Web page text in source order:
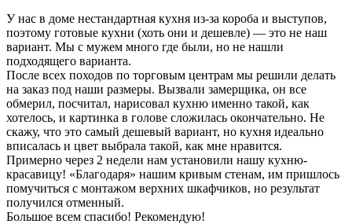
У нас в доме нестандартная кухня из-за короба и выступов,
поэтому готовые кухни (хоть они и дешевле) — это не наш
вариант. Мы с мужем много где были, но не нашли
подходящего варианта.
После всех походов по торговым центрам мы решили делать
на заказ под наши размеры. Вызвали замерщика, он все
обмерил, посчитал, нарисовал кухню именно такой, как
хотелось, и картинка в голове сложилась окончательно. Не
скажу, что это самый дешевый вариант, но кухня идеально
вписалась и цвет выбрала такой, как мне нравится.
Примерно через 2 недели нам установили нашу кухню-
красавицу! «Благодаря» нашим кривым стенам, им пришлось
помучиться с монтажом верхних шкафчиков, но результат
получился отменный.
Большое всем спасибо! Рекомендую!